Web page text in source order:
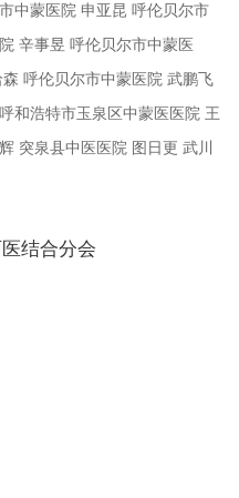
中蒙医院 申亚昆 呼伦贝尔市
辛事昱 呼伦贝尔市中蒙医
呼伦贝尔市中蒙医院 武鹏飞
呼和浩特市玉泉区中蒙医医院 王
突泉县中医医院 图日更 武川
结合分会